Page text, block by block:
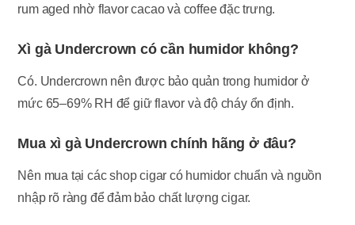
rum aged nhờ flavor cacao và coffee đặc trưng.
Xì gà Undercrown có cần humidor không?
Có. Undercrown nên được bảo quản trong humidor ở
mức 65–69% RH để giữ flavor và độ cháy ổn định.
Mua xì gà Undercrown chính hãng ở đâu?
Nên mua tại các shop cigar có humidor chuẩn và nguồn
nhập rõ ràng để đảm bảo chất lượng cigar.